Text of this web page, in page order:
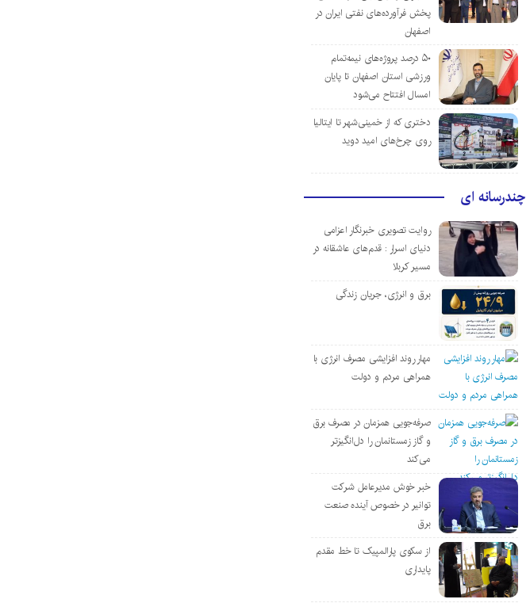
پخش فرآورده‌های نفتی ایران در
اصفهان
۵۰ درصد پروژه‌های نیمه‌تمام
ورزشی استان اصفهان تا پایان
امسال افتتاح می‌شود
دختری که از خمینی‌شهر تا ایتالیا
روی چرخ‌های امید دوید
چندرسانه ای
روایت تصویری خبرنگار اعزامی
دنیای اسرار : قدم‌های عاشقانه در
مسیر کربلا
برق و انرژی، جریان زندگی
مهار روند افزایشی مصرف انرژی با
همراهی مردم و دولت
صرفه‌جویی همزمان در مصرف برق
و گاز زمستانمان را دل‌انگیزتر
می‌کند
خبر خوش مدیرعامل شرکت
توانیر در خصوص آینده صنعت
برق
از سکوی پارالمپیک تا خط مقدم
پایداری